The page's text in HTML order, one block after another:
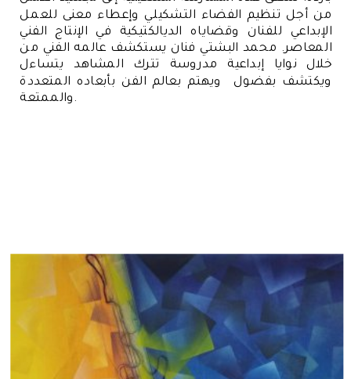
من أجل تنظيم الفضاء التشكيلي وإعطاء معنى للعمل
الإبداعي للفنان وقضاياه الديالكتيكية في الإنتاج الفني
المعاصر. محمد البشتي فنان يستكشف عالمه الفني من
خلال نوايا إبداعية مدروسة تترك المشاهد يتساءل
ويكتشف بفضول ويهتم بعالم الفن بأبعاده المتعددة
والممتعة.